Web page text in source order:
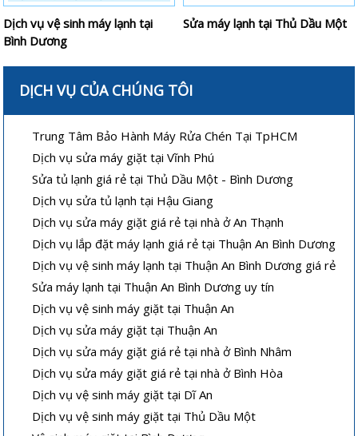
Dịch vụ vệ sinh máy lạnh tại
Bình Dương
Sửa máy lạnh tại Thủ Dầu Một
DỊCH VỤ CỦA CHÚNG TÔI
Trung Tâm Bảo Hành Máy Rửa Chén Tại TpHCM
Dịch vụ sửa máy giặt tại Vĩnh Phú
Sửa tủ lạnh giá rẻ tại Thủ Dầu Một - Bình Dương
Dịch vụ sửa tủ lạnh tại Hậu Giang
Dịch vụ sửa máy giặt giá rẻ tại nhà ở An Thạnh
Dịch vụ lắp đặt máy lạnh giá rẻ tại Thuận An Bình Dương
Dịch vụ vệ sinh máy lạnh tại Thuận An Bình Dương giá rẻ
Sửa máy lạnh tại Thuận An Bình Dương uy tín
Dịch vụ vệ sinh máy giặt tại Thuận An
Dịch vụ sửa máy giặt tại Thuận An
Dịch vụ sửa máy giặt giá rẻ tại nhà ở Bình Nhâm
Dịch vụ sửa máy giặt giá rẻ tại nhà ở Bình Hòa
Dịch vụ vệ sinh máy giặt tại Dĩ An
Dịch vụ vệ sinh máy giặt tại Thủ Dầu Một